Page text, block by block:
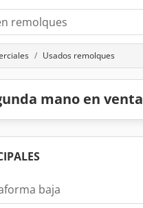
Usados remolques
mano en venta
baja